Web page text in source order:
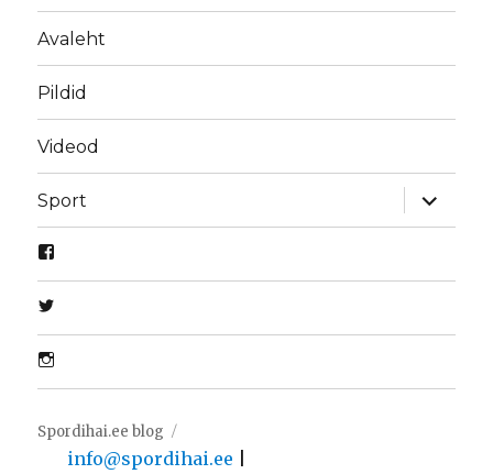
Avaleht
Pildid
Videod
Sport
laienda
Spordihai.ee blog
info@spordihai.ee